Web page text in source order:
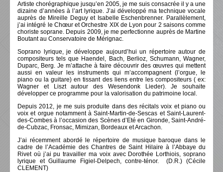
Artiste chorégraphique jusqu’en 2005, je me suis consacrée il y a une
dizaine d’années à l’art lyrique. J’ai développé ma technique vocale
auprès de Mireille Deguy et Isabelle Eschenbrenner. Parallèlement,
j’ai intégré le Chœur et Orchestre XIX de Lyon pour 2 saisons comme
choriste soprane. Depuis 2009, je me perfectionne auprès de Martine
Boutant au Conservatoire de Mérignac.
Soprano lyrique, je développe aujourd’hui un répertoire autour de
compositeurs tels que Haendel, Bach, Berlioz, Schumann, Wagner,
Duparc, Berg. Je m’attache à faire découvrir des œuvres qui mettent
aussi en valeur les instruments qui m’accompagnent (l’orgue, le
piano ou la guitare) en tissant des liens entre les compositeurs ( ex:
Wagner et Liszt autour des Wesendonk Lieder). Je souhaite
développer ce programme pour la valorisation du patrimoine local.
Depuis 2012, je me suis produite dans des récitals voix et piano ou
voix et orgue notamment à Saint-Martin-de-Sescas et Saint-Laurent-
des-Combes à l’occasion des Scènes d’Eté en Gironde, Saint-André-
de-Cubzac, Fronsac, Mimizan, Bordeaux et Arcachon.
J’ai récemment abordé le répertoire de musique baroque dans le
cadre de l’Académie des Chantres de Saint Hilaire à l’Abbaye du
Rivet où j’ai pu travailler ma voix avec Dorothée Lorthiois, soprano
lyrique et Guillaume Figiel-Delpech, contre-ténor. (D.R.) (Cécile
CLEMENT)